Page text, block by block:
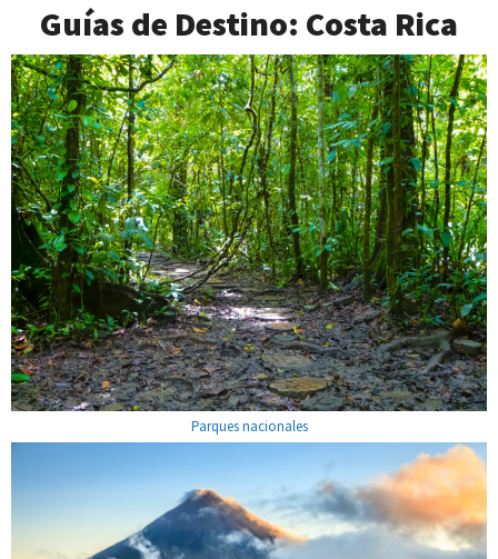
Guías de Destino: Costa Rica
Parques nacionales